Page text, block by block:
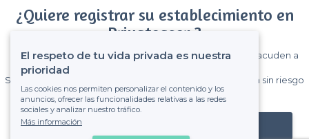
¿Quiere registrar su establecimiento en
Privateaser ?
Gane muchos clientes entre el millón de visitantes que acuden a
Sin comisiones y sin compromiso, pagas una cantidad fija sin riesgo
de ver la factura.
Registrar mi establecimiento
El respeto de tu vida privada es nuestra
prioridad
Las cookies nos permiten personalizar el contenido y los
anuncios, ofrecer las funcionalidades relativas a las redes
sociales y analizar nuestro tráfico.
Más información